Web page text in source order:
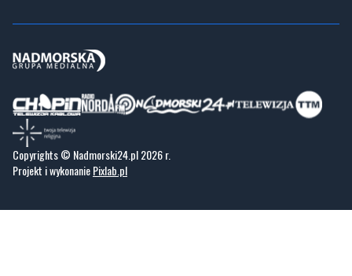
Copyrights © Nadmorski24.pl 2026 r.
Projekt i wykonaniePixlab.pl